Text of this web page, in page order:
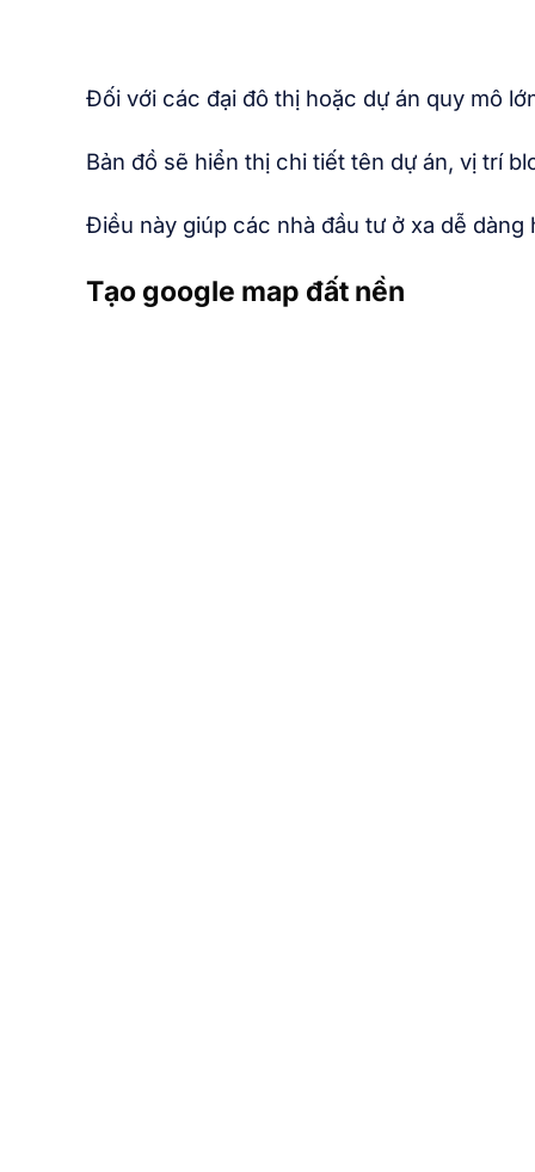
Đối với các đại đô thị hoặc dự án quy mô
Bản đồ sẽ hiển thị chi tiết tên dự án, vị trí
Điều này giúp các nhà đầu tư ở xa dễ
Tạo google map đất nền